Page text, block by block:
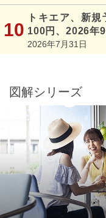
トキエア、新
100円、2026年
2026年7月31日
図解シリーズ